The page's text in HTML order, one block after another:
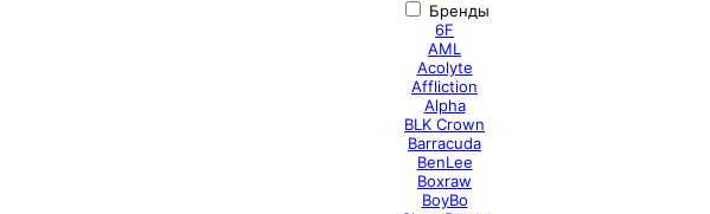
Бренды
6F
AML
Acolyte
Affliction
Alpha
BLK Crown
Barracuda
BenLee
Boxraw
BoyBo